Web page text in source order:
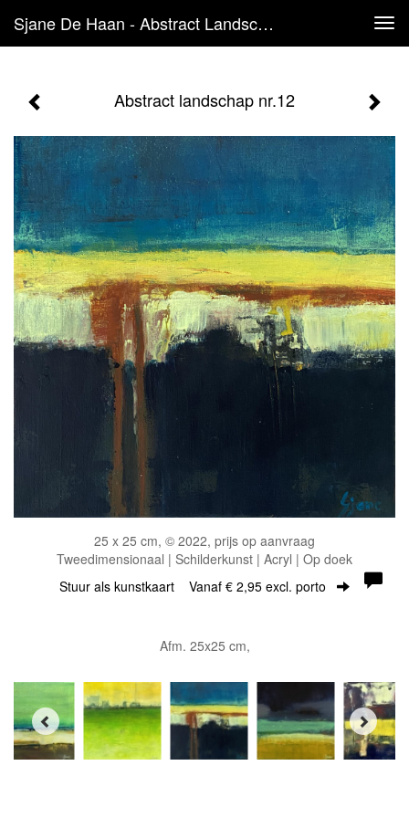
Sjane De Haan - Abstract Landschap Nr.12
Abstract landschap nr.12
25 x 25 cm, © 2022, prijs op aanvraag
Tweedimensionaal | Schilderkunst | Acryl | Op doek
Stuur als kunstkaart Vanaf € 2,95 excl. porto
Afm. 25x25 cm,